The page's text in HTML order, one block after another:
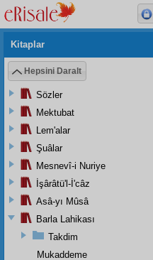
Kitaplar
Hepsini Daralt
Sözler
Mektubat
Lem'alar
Şuâlar
Mesnevî-i Nuriye
İşârâtü'l-İ'câz
Asâ-yı Mûsâ
Barla Lahikası
Takdim
Mukaddeme